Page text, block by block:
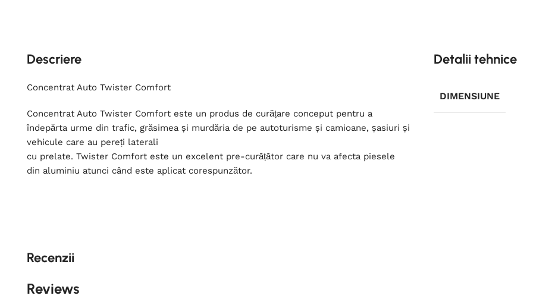
Descriere
Concentrat Auto Twister Comfort
Concentrat Auto Twister Comfort este un produs de curățare conceput pentru a
îndepărta urme din trafic, grăsimea și murdăria de pe autoturisme și camioane, șasiuri și
vehicule care au pereți laterali
cu prelate. Twister Comfort este un excelent pre-curățător care nu va afecta piesele
din aluminiu atunci când este aplicat corespunzător.
Detalii tehnice
DIMENSIUNE
Recenzii
Reviews